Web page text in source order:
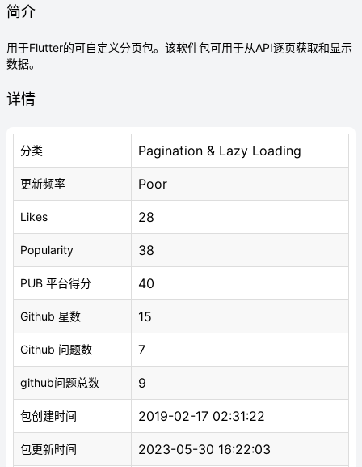
简介
用于Flutter的可自定义分页包。该软件包可用于从API逐页获取和显示
数据。
详情
分类 Pagination & Lazy Loading
更新频率 Poor
Likes 28
Popularity 38
PUB 平台得分 40
Github 星数 15
Github 问题数 7
github问题总数 9
包创建时间 2019-02-17 02:31:22
包更新时间 2023-05-30 16:22:03